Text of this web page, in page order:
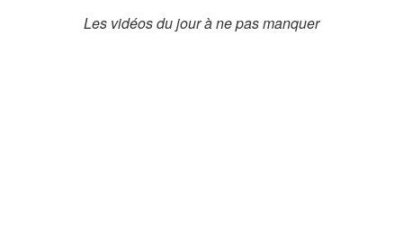
Les vidéos du jour à ne pas manquer